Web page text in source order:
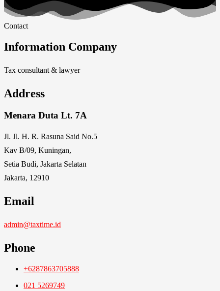
Contact
Information Company
Tax consultant & lawyer
Address
Menara Duta Lt. 7A
Jl. Jl. H. R. Rasuna Said No.5
Kav B/09, Kuningan,
Setia Budi, Jakarta Selatan
Jakarta, 12910
Email
admin@taxtime.id
Phone
+6287863705888
021 5269749